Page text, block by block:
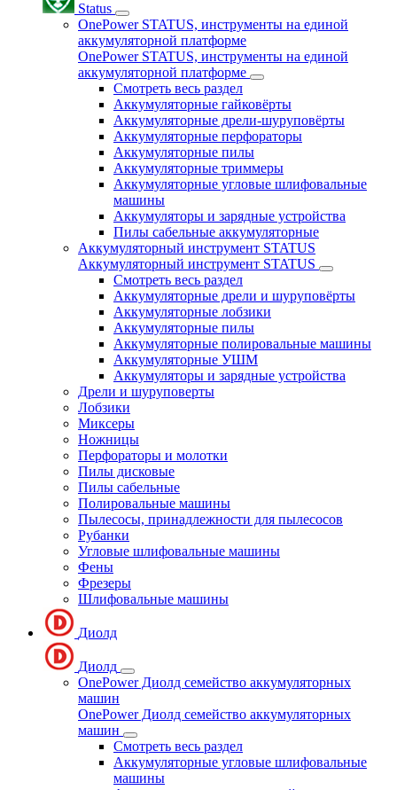
Status
OnePower STATUS, инструменты на единой
аккумуляторной платформе
OnePower STATUS, инструменты на единой
аккумуляторной платформе
Смотреть весь раздел
Аккумуляторные гайковёрты
Аккумуляторные дрели-шуруповёрты
Аккумуляторные перфораторы
Аккумуляторные пилы
Аккумуляторные триммеры
Аккумуляторные угловые шлифовальные
машины
Аккумуляторы и зарядные устройства
Пилы сабельные аккумуляторные
Аккумуляторный инструмент STATUS
Аккумуляторный инструмент STATUS
Смотреть весь раздел
Аккумуляторные дрели и шуруповёрты
Аккумуляторные лобзики
Аккумуляторные пилы
Аккумуляторные полировальные машины
Аккумуляторные УШМ
Аккумуляторы и зарядные устройства
Дрели и шуруповерты
Лобзики
Миксеры
Ножницы
Перфораторы и молотки
Пилы дисковые
Пилы сабельные
Полировальные машины
Пылесосы, принадлежности для пылесосов
Рубанки
Угловые шлифовальные машины
Фены
Фрезеры
Шлифовальные машины
Диолд
Диолд
OnePower Диолд семейство аккумуляторных
машин
OnePower Диолд семейство аккумуляторных
машин
Смотреть весь раздел
Аккумуляторные угловые шлифовальные
машины